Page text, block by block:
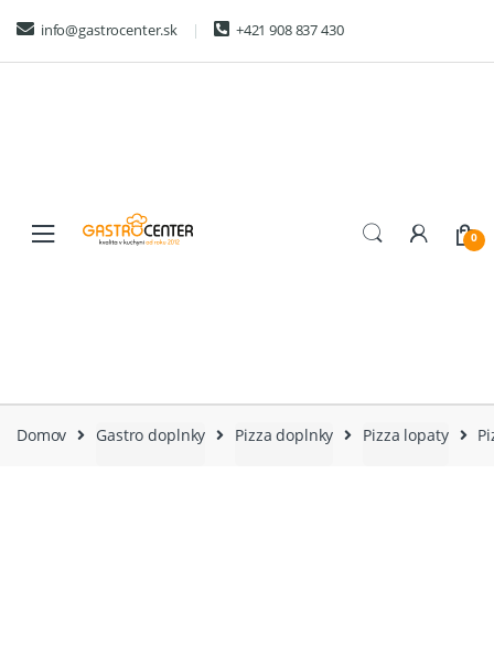
navigation
content
info@gastrocenter.sk +421 908 837 430
0
Domov Gastro doplnky Pizza doplnky Pizza lopaty